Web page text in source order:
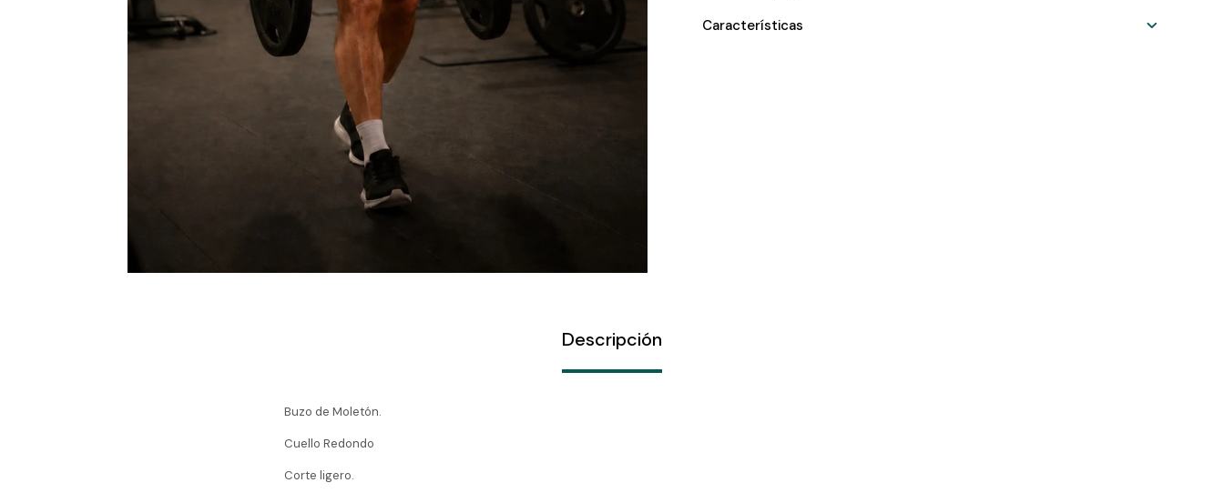
Características
Descripción
Buzo de Moletón.
Cuello Redondo
Corte ligero.